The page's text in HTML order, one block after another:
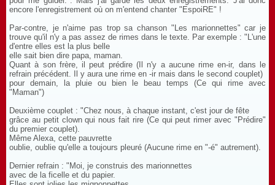
encore l'enregistrement où on m'entend chanter "EspoiRE" !
Par-contre, je n'aime pas trop sa chanson "Les marionnettes" car je
trouve qu'il n'y a pas assez de rimes dans le texte. Par exemple : "L'une
d'entre elles est la plus belle
elle sait bien dire papa, maman.
Quant à son frère, il peut prédire (Il n'y a aucune rime en-ir, dans le
refrain précédent. Il y aura une rime en -ir mais dans le second couplet)
pour demain, la pluie ou bien le beau temps (Ce qui rime avec
"Maman")
Deuxième couplet : "Chez nous, à chaque instant, c'est jour de fête
grâce au petit clown qui nous fait rire (Ce qui peut rimer avec "Prédire"
du premier couplet).
Même Alexa, cette pauvrette
oublie, oublie qu'elle a toujours pleuré (Aucune rime en "-é" autrement).
Dernier refrain : "Moi, je construis des marionnettes
avec de la ficelle et du papier.